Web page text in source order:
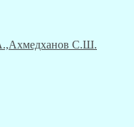
С.Ш.